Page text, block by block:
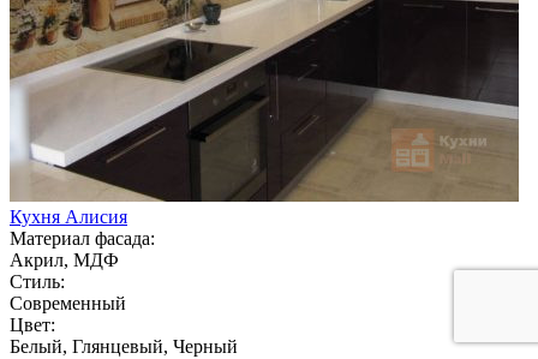
Кухня Алисия
Материал фасада:
Акрил, МДФ
Стиль:
Современный
Цвет:
Белый, Глянцевый, Черный